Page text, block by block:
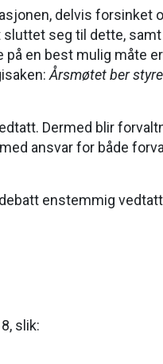
delvis forsinket
seg til dette,
en best mulig måte
Årsmøtet ber
Dermed blir
med ansvar for både
enstemmig
slik: